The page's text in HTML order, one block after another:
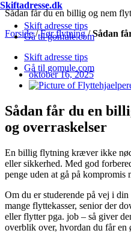
Videre
indhold
Skiftadresse.dk
Skift adresse tips
Gå til gomule.com
Skift adresse tips
Gå til gomule.com
Sådan får du en billig og nem
Forside/Før flytning/Sådan
oktober 16, 2025
Sådan får du en
og overraskelser
En billig flytning kræver ikke
eller sikkerhed. Med god
penge uden at gå på kompromis
Om du er studerende på vej i
mange flyttekasser, senior der
eller flytter pga. job – så giver
overblik over, hvordan du får